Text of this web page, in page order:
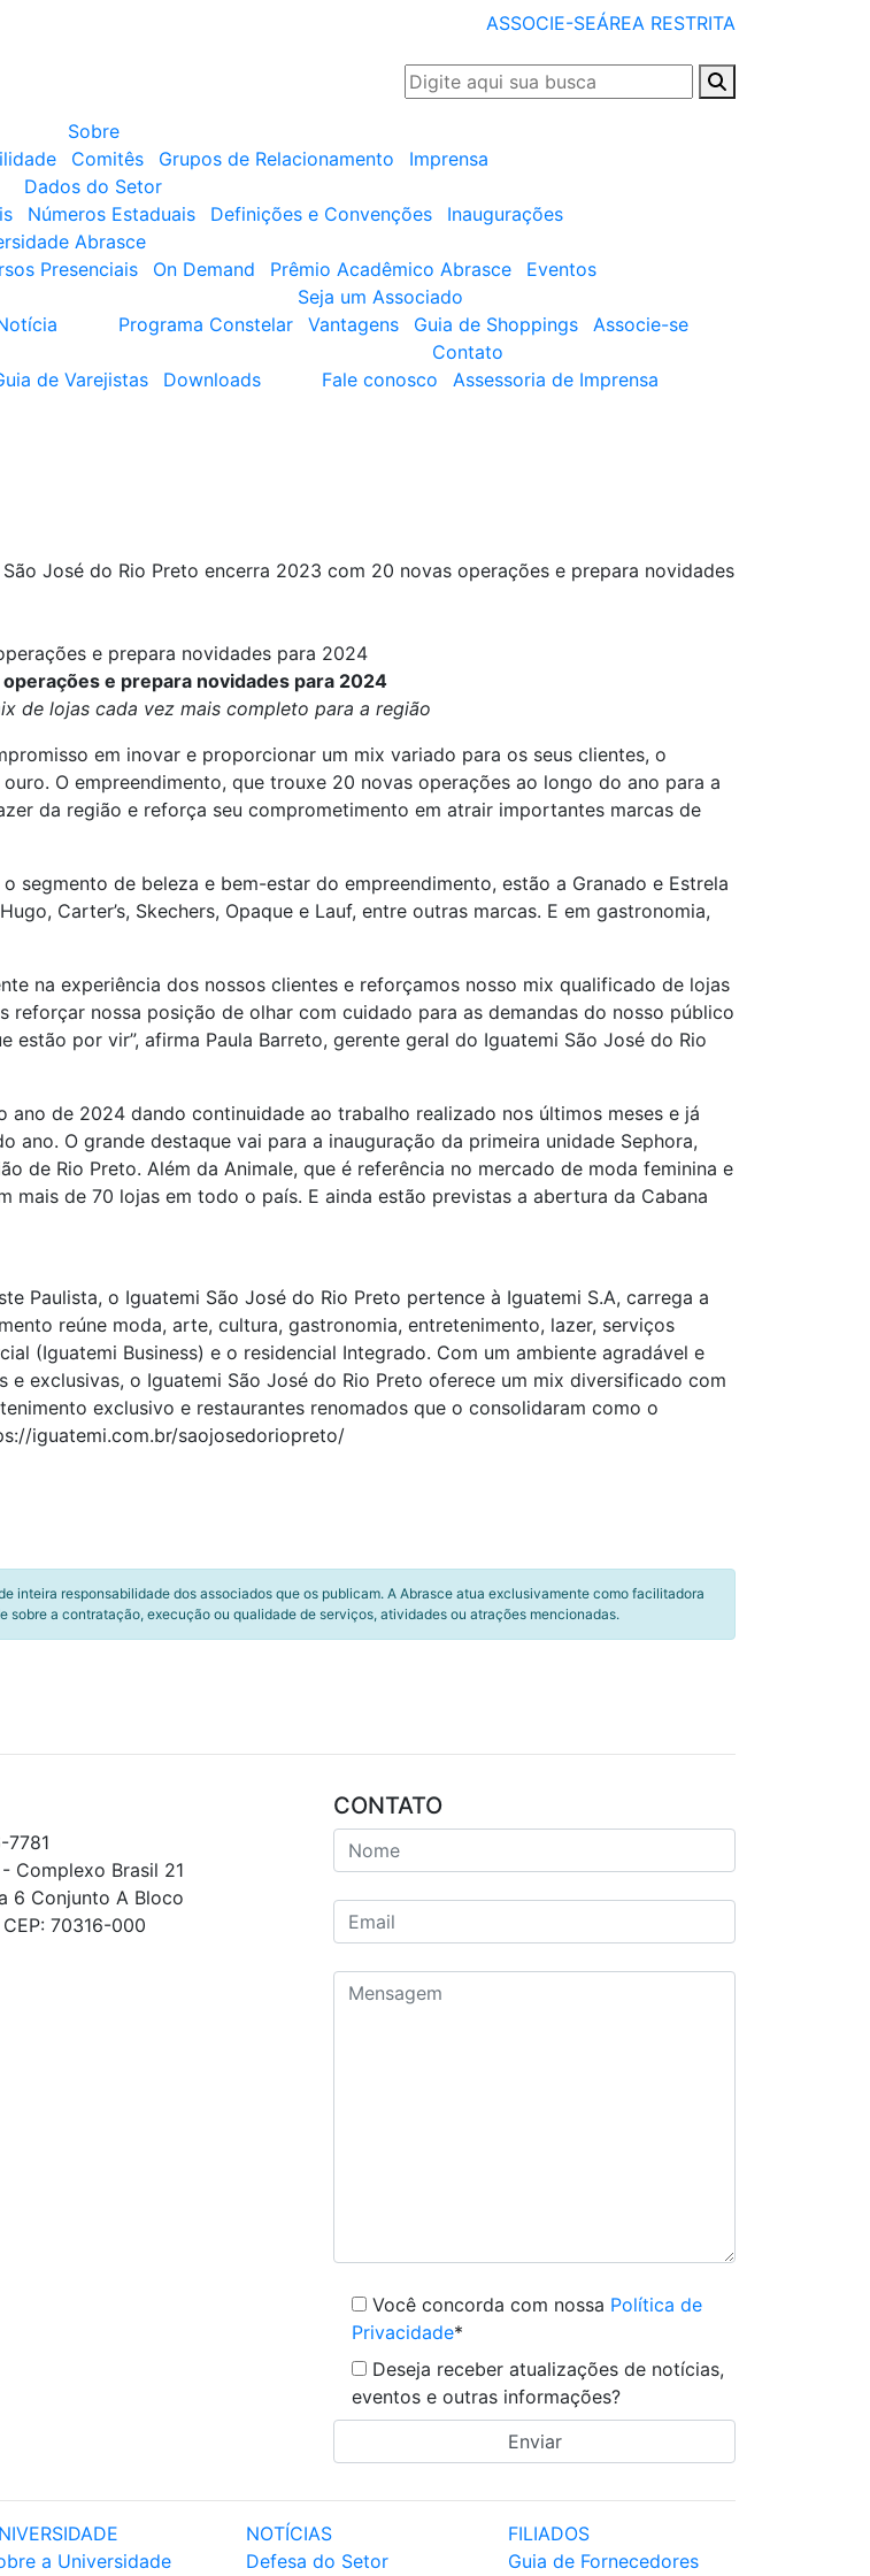
ASSOCIE-SEÁREA RESTRITA
Sobre
Comitês Grupos de Relacionamento
Imprensa
Dados do Setor
Números Estaduais Definições e Convenções
Inaugurações
Abrasce
Presenciais On Demand Prêmio Acadêmico Abrasce
Eventos
Seja um Associado
Programa Constelar
Vantagens Guia de Shoppings
Associe-se
de Varejistas Downloads
Contato
Fale conosco
Assessoria de Imprensa
José do Rio Preto encerra 2023 com 20 novas operações e prepara novidades
e prepara novidades para 2024
e prepara novidades para 2024
de lojas cada vez mais completo para a região
em inovar e proporcionar um mix variado para os seus clientes, o
O empreendimento, que trouxe 20 novas operações ao longo do ano para a
da região e reforça seu comprometimento em atrair importantes marcas de
segmento de beleza e bem-estar do empreendimento, estão a Granado e Estrela
Carter’s, Skechers, Opaque e Lauf, entre outras marcas. E em gastronomia,
na experiência dos nossos clientes e reforçamos nosso mix qualificado de lojas
nossa posição de olhar com cuidado para as demandas do nosso público
por vir”, afirma Paula Barreto, gerente geral do Iguatemi São José do Rio
ano de 2024 dando continuidade ao trabalho realizado nos últimos meses e já
O grande destaque vai para a inauguração da primeira unidade Sephora,
de Rio Preto. Além da Animale, que é referência no mercado de moda feminina e
mais de 70 lojas em todo o país. E ainda estão previstas a abertura da Cabana
Paulista, o Iguatemi São José do Rio Preto pertence à Iguatemi S.A, carrega a
reúne moda, arte, cultura, gastronomia, entretenimento, lazer, serviços
(Iguatemi Business) e o residencial Integrado. Com um ambiente agradável e
exclusivas, o Iguatemi São José do Rio Preto oferece um mix diversificado com
exclusivo e restaurantes renomados que o consolidaram como o
iguatemi.com.br/saojosedoriopreto/
inteira responsabilidade dos associados que os publicam. A Abrasce atua exclusivamente como facilitadora
a contratação, execução ou qualidade de serviços, atividades ou atrações mencionadas.
7781
Complexo Brasil 21
6 Conjunto A Bloco
70316-000
CONTATO
Você concorda com nossa Política de
Privacidade*
Deseja receber atualizações de notícias,
eventos e outras informações?
a Universidade
NOTÍCIAS
Defesa do Setor
FILIADOS
Guia de Fornecedores